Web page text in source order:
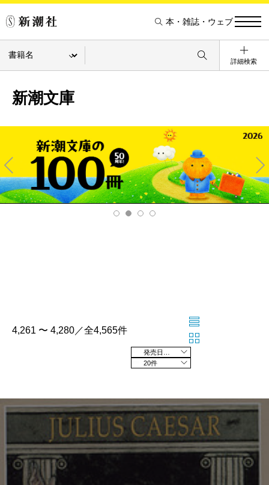
本・雑誌・ウェブ
詳細検索
新潮文庫
Pre
v
Ne
xt
4,261 〜 4,280／全4,565件
20件